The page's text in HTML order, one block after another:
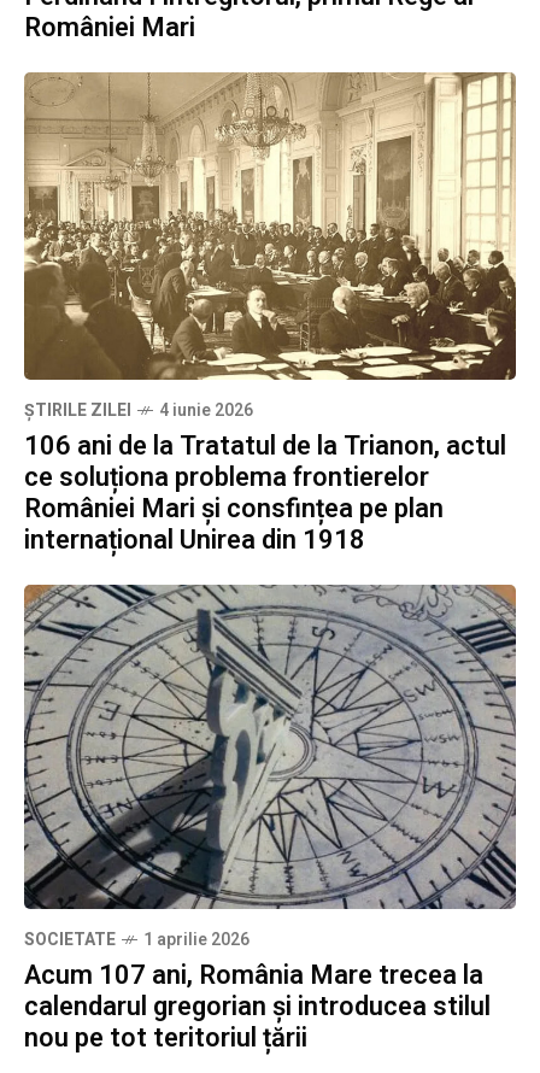
României Mari
ȘTIRILE ZILEI 4 iunie 2026
106 ani de la Tratatul de la Trianon, actul
ce soluționa problema frontierelor
României Mari și consfințea pe plan
internațional Unirea din 1918
SOCIETATE 1 aprilie 2026
Acum 107 ani, România Mare trecea la
calendarul gregorian și introducea stilul
nou pe tot teritoriul țării